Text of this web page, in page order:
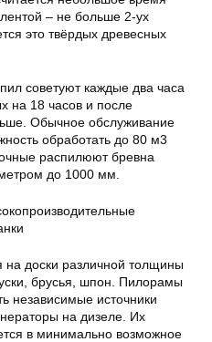
– не больше 2-ух
это твёрдых древесных
советуют каждые два часа
на 18 часов и после
Обычное обслуживание
обработать до 80 м3
распилюют бревна
до 1000 мм.
на доски различной толщины
брусья, шпон. Пилорамы
независимые источники
на дизеле. Их
в минимально возможное